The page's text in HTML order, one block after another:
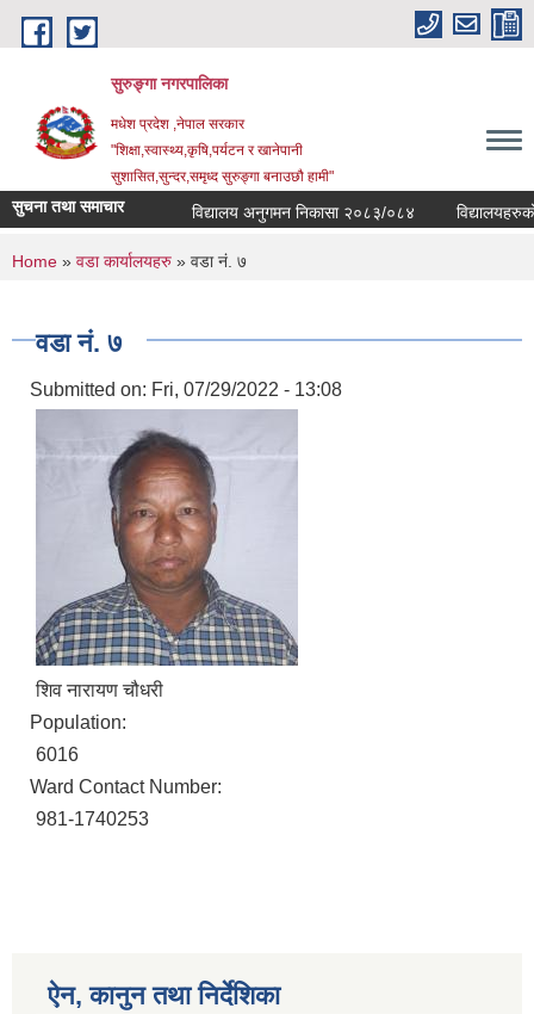
Skip to main content
सुरुङ्‍गा नगरपालिका
मधेश प्रदेश ,नेपाल सरकार
"शिक्षा,स्वास्थ्य,कृषि,पर्यटन र खानेपानी
सुशासित,सुन्दर,समृध्द सुरुङ्गा बनाउछौ हामी"
सुचना तथा समाचार विद्यालय अनुगमन निकासा २०८३/०८४
You are here
Home » वडा कार्यालयहरु » वडा नं. ७
वडा नं. ७
Submitted on: Fri, 07/29/2022 - 13:08
शिव नारायण चौधरी
Population:
6016
Ward Contact Number:
981-1740253
ऐन, कानुन तथा निर्देशिका